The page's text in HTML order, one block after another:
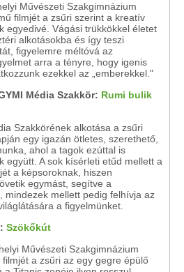
Művészeti Szakgimnázium
filmjét a zsűri szerint a kreatív
egyedivé. Vágási trükkökkel életet
alkotásokba és így teszi
figyelemre méltóvá az
arra a tényre, hogy igenis
ezekkel az „emberekkel."
Média Szakkör: Rumi bulik
Szakkörének alkotása a zsűri
egy igazán ötletes, szerethető,
ahol a tagok ezúttal is
együtt. A sok kísérleti etűd mellett a
a képsoroknak, hiszen
egymást, segítve a
mindezek mellett pedig felhívja az
a figyelmünket.
Szökőkút
Művészeti Szakgimnázium
a zsűri az egy gegre épülő